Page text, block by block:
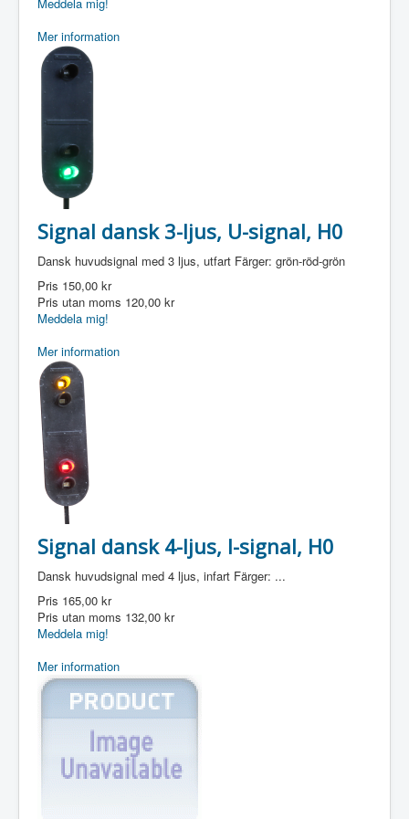
Mer information
Signal dansk 3-ljus, U-signal, H0
Dansk huvudsignal med 3 ljus, utfart Färger: grön-röd-grön
Pris 150,00 kr
Pris utan moms 120,00 kr
Meddela mig!
Mer information
Signal dansk 4-ljus, I-signal, H0
Dansk huvudsignal med 4 ljus, infart Färger: ...
Pris 165,00 kr
Pris utan moms 132,00 kr
Meddela mig!
Mer information